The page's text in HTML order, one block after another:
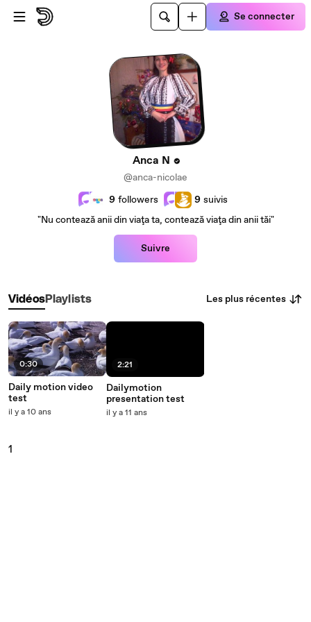
Passer au contenu principal
Se connecter
Anca N
@anca-nicolae
9 followers 9 suivis
"Nu contează anii din viaţa ta, contează viaţa din anii tăi"
Suivre
VidéosPlaylists Les plus récentes
0:30
Daily motion video
test
il y a 10 ans
2:21
Dailymotion
presentation test
il y a 11 ans
1